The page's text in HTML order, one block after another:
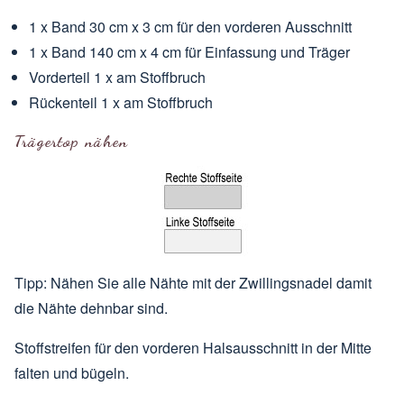
1 x Band 30 cm x 3 cm für den vorderen Ausschnitt
1 x Band 140 cm x 4 cm für Einfassung und Träger
Vorderteil 1 x am Stoffbruch
Rückenteil 1 x am Stoffbruch
Trägertop nähen
Tipp: Nähen Sie alle Nähte mit der Zwillingsnadel damit
die Nähte dehnbar sind.
Stoffstreifen für den vorderen Halsausschnitt in der Mitte
falten und bügeln.